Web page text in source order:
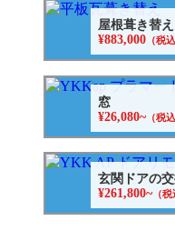
屋根葺き替
¥883,000 （税込
窓
¥26,080~（税込
玄関ドアの
¥261,800~（税